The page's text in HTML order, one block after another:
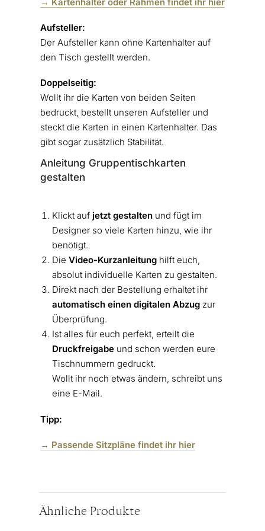
Aufsteller:
Der Aufsteller kann ohne Kartenhalter auf
den Tisch gestellt werden.
Doppelseitig:
Wollt ihr die Karten von beiden Seiten
bedruckt, bestellt unseren Aufsteller und
steckt die Karten in einen Kartenhalter. Das
gibt sogar zusätzlich Stabilität.
Anleitung Gruppentischkarten
gestalten
Klickt auf jetzt gestaltenund fügt im
Designer so viele Karten hinzu, wie ihr
benötigt.
Die Video-Kurzanleitunghilft euch,
absolut individuelle Karten zu gestalten.
Direkt nach der Bestellung erhaltet ihr
automatisch einen digitalen Abzugzur
Überprüfung.
Ist alles für euch perfekt, erteilt die
Druckfreigabeund schon werden eure
Tischnummern gedruckt.
Wollt ihr noch etwas ändern, schreibt uns
eine E-Mail.
Tipp:
→ Passende Sitzpläne findet ihr hier
Ähnliche Produkte